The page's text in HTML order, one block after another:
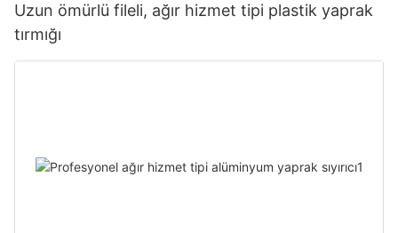
Uzun ömürlü fileli, ağır hizmet tipi plastik yaprak
tırmığı